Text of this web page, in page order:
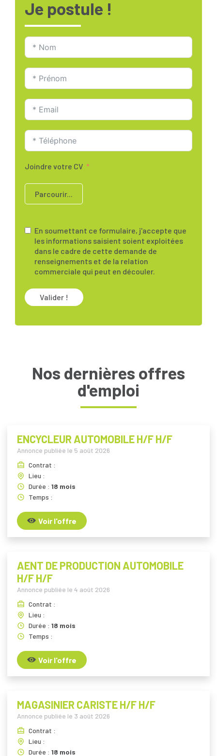
Je postule !
Joindre votre CV
Parcourir...
En soumettant ce formulaire, j'accepte que
les informations saisient soient exploitées
dans le cadre de cette demande de
renseignements et de la relation
commerciale qui peut en découler.
Valider !
Nos dernières offres
d'emploi
ENCYCLEUR AUTOMOBILE H/F H/F
Annonce publiée le 5 août 2026
Contrat :
Lieu :
Durée : 18 mois
Temps :
Voir l'offre
AENT DE PRODUCTION AUTOMOBILE
H/F H/F
Annonce publiée le 4 août 2026
Contrat :
Lieu :
Durée : 18 mois
Temps :
Voir l'offre
MAGASINIER CARISTE H/F H/F
Annonce publiée le 3 août 2026
Contrat :
Lieu :
Durée : 18 mois